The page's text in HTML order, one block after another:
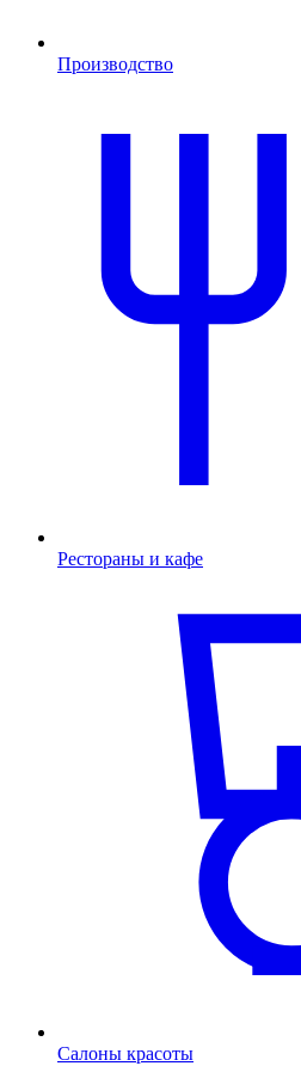
Производство
Рестораны и кафе
Салоны красоты